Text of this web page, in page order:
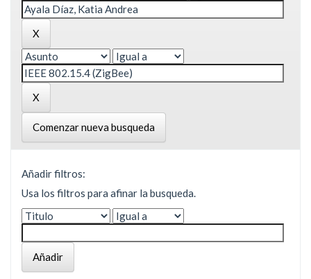
Comenzar nueva busqueda
Añadir filtros:
Usa los filtros para afinar la busqueda.